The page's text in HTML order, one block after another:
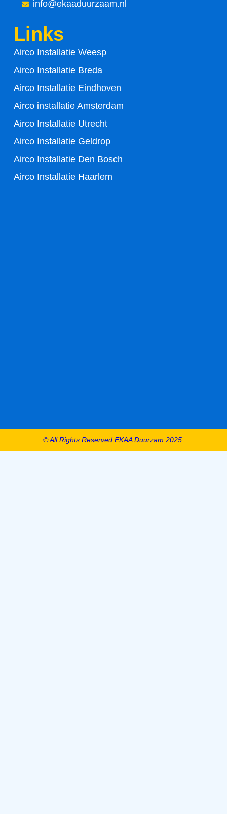
-
info@ekaaduurzaam.nl
Links
Airco Installatie Weesp
Airco Installatie Breda
Airco Installatie Eindhoven
Airco installatie Amsterdam
Airco Installatie Utrecht
Airco Installatie Geldrop
Airco Installatie Den Bosch
Airco Installatie Haarlem
© All Rights Reserved EKAA Duurzam 2025.